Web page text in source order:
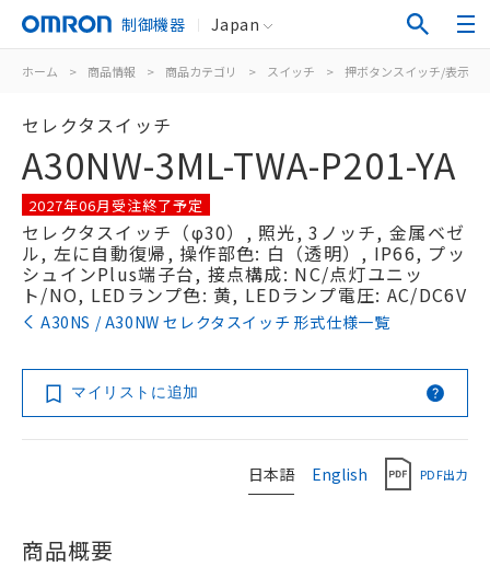
制御機器 Japan
ホーム > 商品情報 > 商品カテゴリ > スイッチ > 押ボタンスイッチ/表示灯
セレクタスイッチ
A30NW-3ML-TWA-P201-YA
2027年06月受注終了予定
セレクタスイッチ（φ30）, 照光, 3ノッチ, 金属ベゼ
ル, 左に自動復帰, 操作部色: 白（透明）, IP66, プッ
シュインPlus端子台, 接点構成: NC/点灯ユニッ
ト/NO, LEDランプ色: 黄, LEDランプ電圧: AC/DC6V
A30NS / A30NW セレクタスイッチ 形式仕様一覧
マイリストに追加
日本語 English PDF出力
商品概要